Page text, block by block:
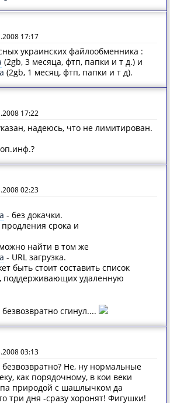
17:17
украинских файлообменника :
(2gb, 3 месяца, фтп, папки и т д.) и
(2gb, 1 месяц, фтп, папки и т д).
17:22
надеюсь, что не лимитирован.
02:23
- без докачки.
срока и
найти в том же
- URL загрузка.
быть стоит составить список
поддерживающих удаленную
сгинул....
03:13
безвозвратно? Не, ну нормальные
как порядочному, в кои веки
природой с шашлычком да
три дня -сразу хоронят! Фигушки!